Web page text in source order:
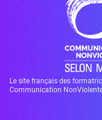
Le site français des
Communication